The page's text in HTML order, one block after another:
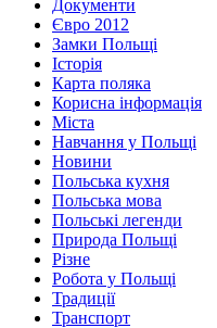
Документи
Євро 2012
Замки Польщі
Історія
Карта поляка
Корисна інформація
Міста
Навчання у Польщі
Новини
Польська кухня
Польська мова
Польські легенди
Природа Польщі
Різне
Робота у Польщі
Традиції
Транспорт